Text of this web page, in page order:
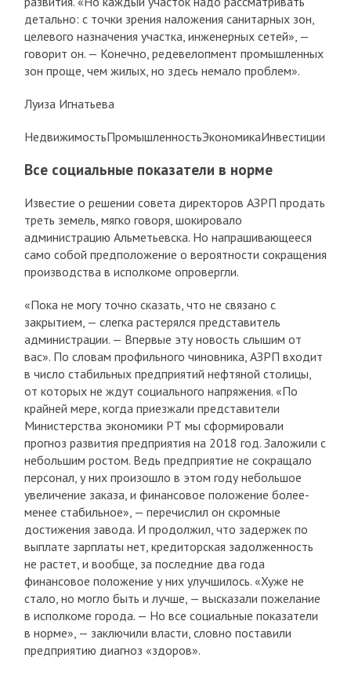
детально: с точки зрения наложения санитарных зон,
целевого назначения участка, инженерных сетей», —
говорит он. — Конечно, редевелопмент промышленных
зон проще, чем жилых, но здесь немало проблем».
Луиза Игнатьева
НедвижимостьПромышленностьЭкономикаИнвестиции
Все социальные показатели в норме
Известие о решении совета директоров АЗРП продать
треть земель, мягко говоря, шокировало
администрацию Альметьевска. Но напрашивающееся
само собой предположение о вероятности сокращения
производства в исполкоме опровергли.
«Пока не могу точно сказать, что не связано с
закрытием, — слегка растерялся представитель
администрации. — Впервые эту новость слышим от
вас». По словам профильного чиновника, АЗРП входит
в число стабильных предприятий нефтяной столицы,
от которых не ждут социального напряжения. «По
крайней мере, когда приезжали представители
Министерства экономики РТ мы сформировали
прогноз развития предприятия на 2018 год. Заложили с
небольшим ростом. Ведь предприятие не сокращало
персонал, у них произошло в этом году небольшое
увеличение заказа, и финансовое положение более-
менее стабильное», — перечислил он скромные
достижения завода. И продолжил, что задержек по
выплате зарплаты нет, кредиторская задолженность
не растет, и вообще, за последние два года
финансовое положение у них улучшилось. «Хуже не
стало, но могло быть и лучше, — высказали пожелание
в исполкоме города. — Но все социальные показатели
в норме», — заключили власти, словно поставили
предприятию диагноз «здоров».